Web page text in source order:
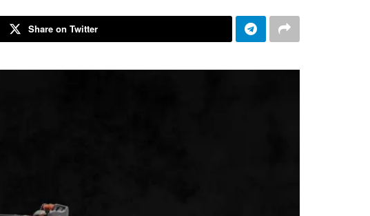
Share on Twitter